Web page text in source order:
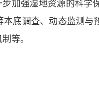
步加强湿地资源的科
底调查、动态监测
等。